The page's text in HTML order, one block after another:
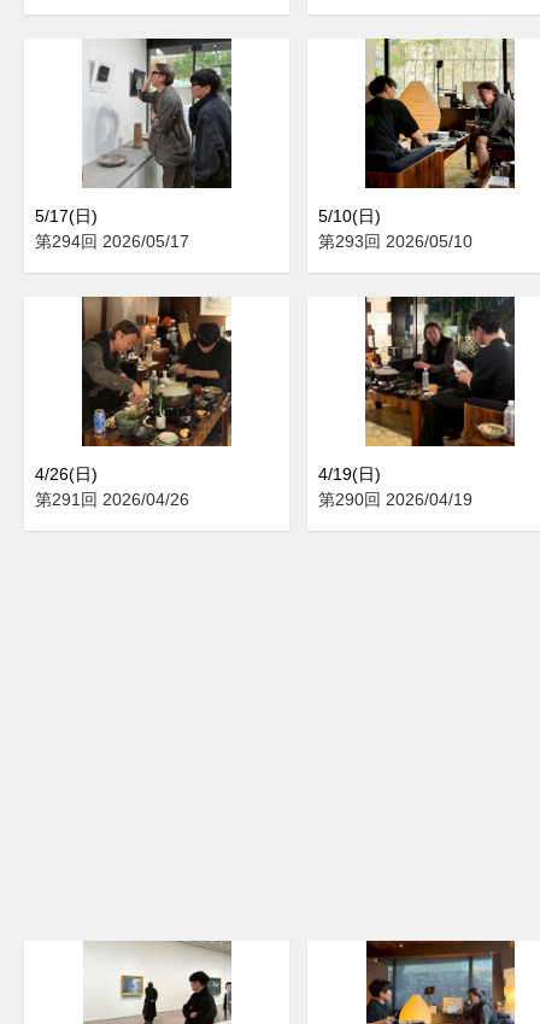
5/17(日)
第294回 2026/05/17
5/10(日)
第293回 2026/05/10
4/26(日)
第291回 2026/04/26
4/19(日)
第290回 2026/04/19